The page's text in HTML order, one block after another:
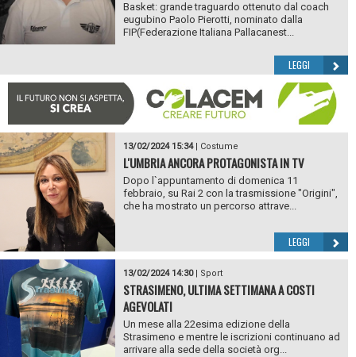
Basket: grande traguardo ottenuto dal coach
eugubino Paolo Pierotti, nominato dalla
FIP(Federazione Italiana Pallacanest...
LEGGI
13/02/2024 15:34| Costume
L'UMBRIA ANCORA PROTAGONISTA IN TV
Dopo l`appuntamento di domenica 11
febbraio, su Rai 2 con la trasmissione "Origini",
che ha mostrato un percorso attrave...
LEGGI
13/02/2024 14:30| Sport
STRASIMENO, ULTIMA SETTIMANA A COSTI
AGEVOLATI
Un mese alla 22esima edizione della
Strasimeno e mentre le iscrizioni continuano ad
arrivare alla sede della società org...